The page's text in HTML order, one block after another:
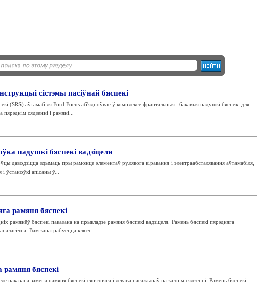
сістэмы пасіўнай бяспекі
(SRS) аўтамабіля Ford Focus аб'ядноўвае ў комплексе франтальныя і бакавыя падушкі бяспекі для
сядзенні і рамяні...
падушкі бяспекі вадзіцеля
даводзіцца здымаць пры рамонце элементаў рулявога кіравання і электраабсталявання аўтамабіля,
ўстаноўкі апісаны ў...
рамяня бяспекі
рамянёў бяспекі паказана на прыкладзе рамяня бяспекі вадзіцеля. Рамень бяспекі пярэдняга
Вам запатрабуецца ключ...
рамяня бяспекі
паказана замена рамяня бяспекі сярэдняга і левага пасажыраў на заднім сядзенні. Рамень бяспекі